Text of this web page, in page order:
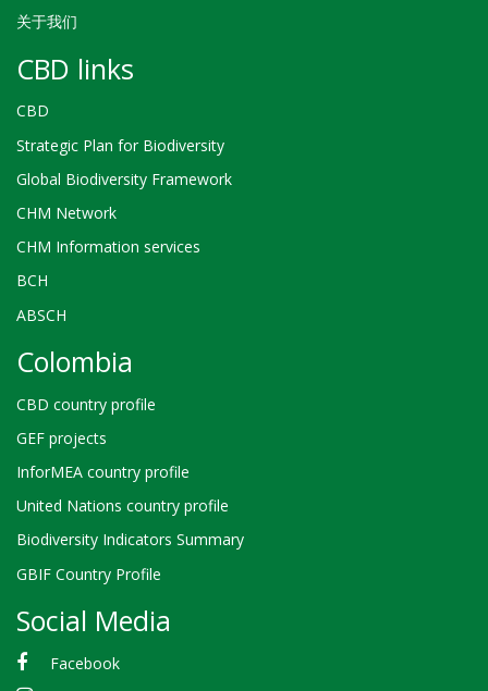
关于我们
CBD links
CBD
Strategic Plan for Biodiversity
Global Biodiversity Framework
CHM Network
CHM Information services
BCH
ABSCH
Colombia
CBD country profile
GEF projects
InforMEA country profile
United Nations country profile
Biodiversity Indicators Summary
GBIF Country Profile
Social Media
Facebook